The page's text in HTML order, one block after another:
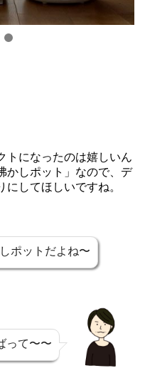
トになったのは嬉しいん
かしポット」なので、デ
してほしいですね。
ポットだよね〜
って〜〜